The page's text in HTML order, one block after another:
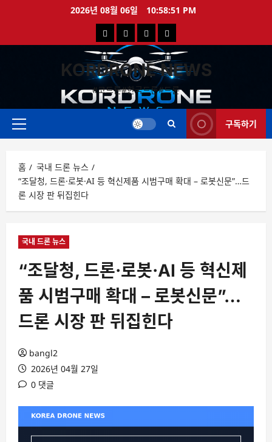
로
2026년 08월 06일 10:58:52 PM
국
내
드
론
뉴
해
외
드
론
뉴
드
영
상
드
론
특
가
KORDRONE NEWS
#코드론#한국드론#드론
주
구독하기
홈
국내 드론 뉴스
“조달청, 드론·로봇·AI 등 혁신제품 시범구매 확대 – 로봇신문”…드
론 시장 판 뒤집힌다
국내 드론 뉴스
“조달청, 드론·로봇·AI 등 혁신제
품 시범구매 확대 – 로봇신문”…
드론 시장 판 뒤집힌다
bangl2
2026년 04월 27일
0 댓글